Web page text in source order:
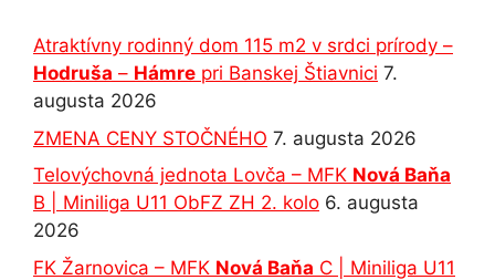
Atraktívny rodinný dom 115 m2 v srdci prírody –
Hodruša – Hámre pri Banskej Štiavnici 7.
augusta 2026
ZMENA CENY STOČNÉHO 7. augusta 2026
Telovýchovná jednota Lovča – MFK Nová Baňa
B | Miniliga U11 ObFZ ZH 2. kolo 6. augusta
2026
FK Žarnovica – MFK Nová Baňa C | Miniliga U11